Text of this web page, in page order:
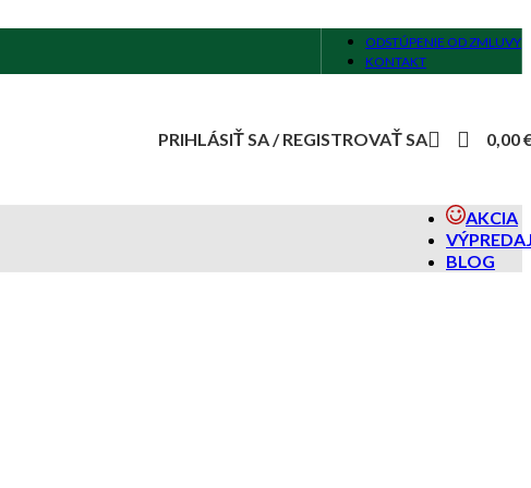
ODSTÚPENIE OD ZMLUVY
KONTAKT
PRIHLÁSIŤ SA / REGISTROVAŤ SA 0,00
AKCIA
BLOG